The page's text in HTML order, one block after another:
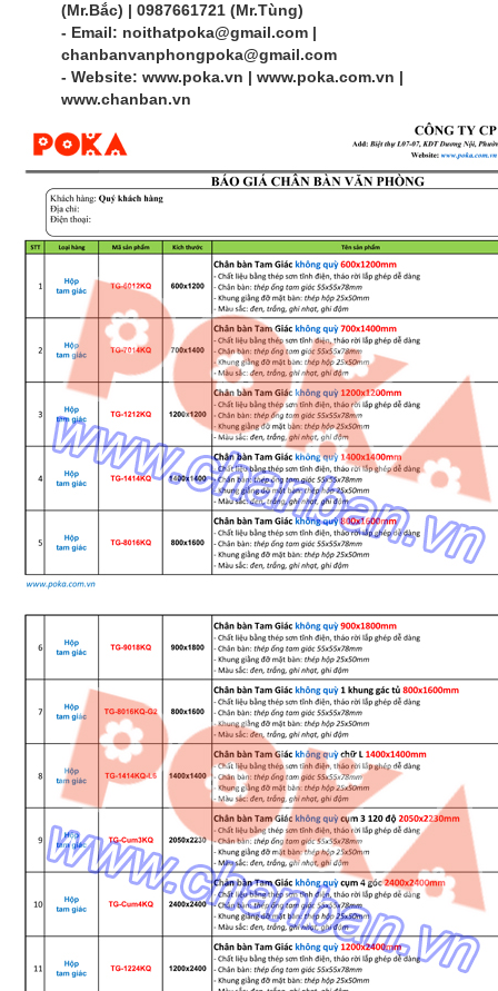
(Mr.Bắc) | 0987661721 (Mr.Tùng)
- Email: noithatpoka@gmail.com |
chanbanvanphongpoka@gmail.com
- Website: www.poka.vn | www.poka.com.vn |
www.chanban.vn